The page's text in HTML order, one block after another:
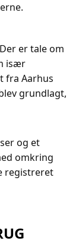
er tale om
især
fra Aarhus
grundlagt,
og et
omkring
registreret